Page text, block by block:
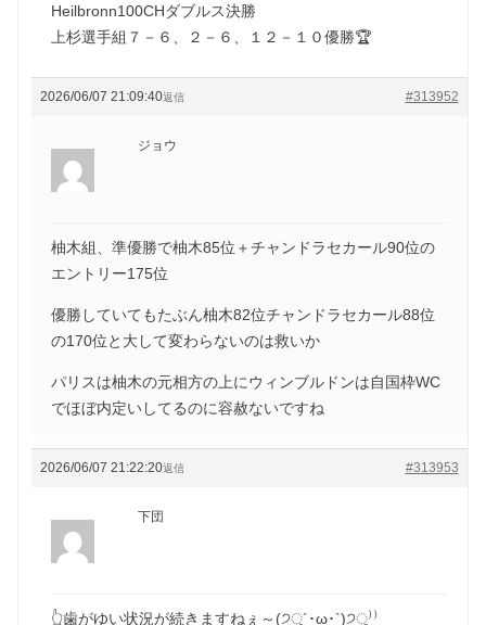
Heilbronn100CHダブルス決勝
上杉選手組７－６、２－６、１２－１０優勝🏆
2026/06/07 21:09:40 #313952
返信
ジョウ
柚木組、準優勝で柚木85位＋チャンドラセカール90位の
エントリー175位
優勝していてもたぶん柚木82位チャンドラセカール88位
の170位と大して変わらないのは救いか
パリスは柚木の元相方の上にウィンブルドンは自国枠WC
でほぼ内定いしてるのに容赦ないですね
2026/06/07 21:22:20 #313953
返信
下団
👆歯がゆい状況が続きますねぇ～(੭ु´･ω･`)੭ु⁾⁾